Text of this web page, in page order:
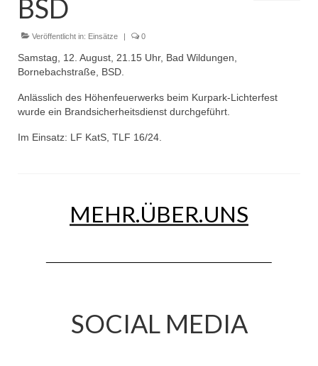
Dienstplan
Einsätze
Einsatzstichworte
Jugendfeuerwehr
25-jähriges Jubiläum Jugendfeuerwehr 2021
Dienstplan
BSD
Veröffentlicht in: Einsätze | 0
Samstag, 12. August, 21.15 Uhr, Bad Wildungen,
Bornebachstraße, BSD.
Anlässlich des Höhenfeuerwerks beim Kurpark-Lichterfest
wurde ein Brandsicherheitsdienst durchgeführt.
Im Einsatz: LF KatS, TLF 16/24.
MEHR.ÜBER.UNS
SOCIAL MEDIA